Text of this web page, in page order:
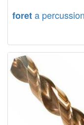
foreta